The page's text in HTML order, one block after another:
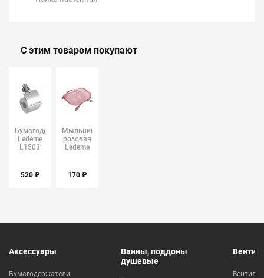
С этим товаром покупают
Бумагодержатель
Ledeme
L1503
520 ₽
Мыльница
розовая
Ledeme
170 ₽
Аксессуары
Бумагодержатели
Ванны, поддоны
душевые